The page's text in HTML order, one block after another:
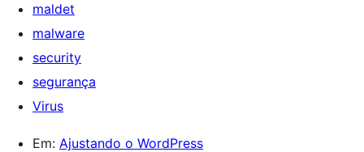
maldet
malware
security
segurança
Virus
Em: Ajustando o WordPress